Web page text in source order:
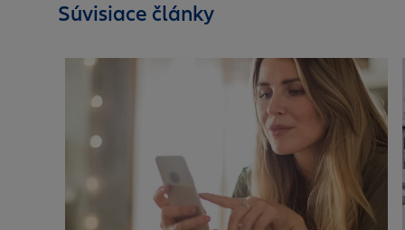
Súvisiace články